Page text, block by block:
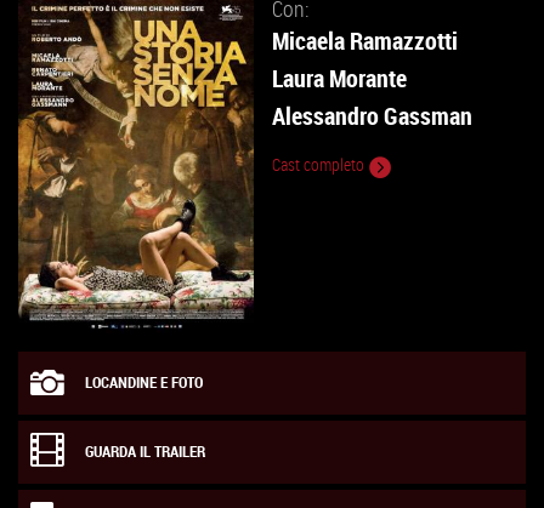
Con:
Micaela Ramazzotti
Laura Morante
Alessandro Gassman
Cast completo
LOCANDINE E FOTO
GUARDA IL TRAILER